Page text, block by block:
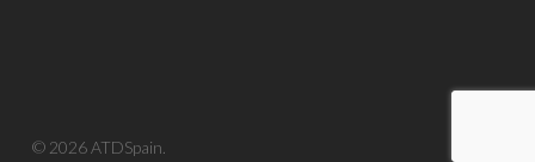
© 2026 ATDSpain.